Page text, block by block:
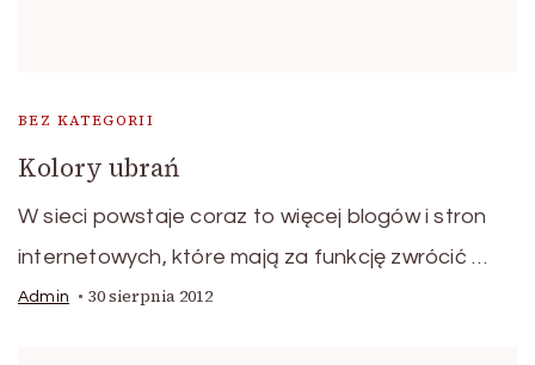
BEZ KATEGORII
Kolory ubrań
W sieci powstaje coraz to więcej blogów i stron
internetowych, które mają za funkcję zwrócić …
Admin 30 sierpnia 2012